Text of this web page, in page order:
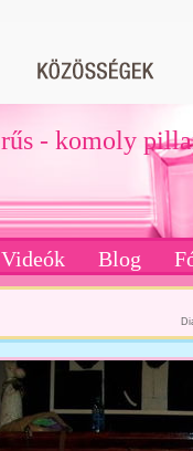
- komoly
Videók Blog